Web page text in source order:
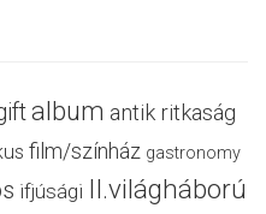
album antik ritkaság
film/színház gastronomy
ifjúsági II.világháború